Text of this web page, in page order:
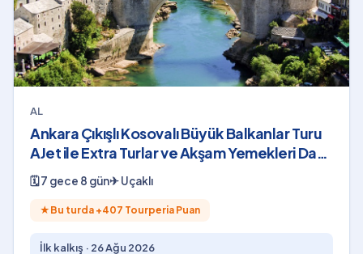
AL
Ankara Çıkışlı Kosovalı Büyük Balkanlar Turu
AJet ile Extra Turlar ve Akşam Yemekleri Dahil
SJJ-SJJ
🗓7 gece 8 gün✈Uçaklı
★ Bu turda +407 Tourperia Puan
İlk kalkış · 26 Ağu 2026